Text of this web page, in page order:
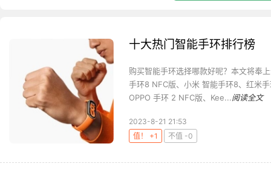
十大热门智能手环排行榜
购买智能手环选择哪款好呢？本文将奉
手环8 NFC版、小米 智能手环8、红米
OPPO 手环 2 NFC版、Kee...阅读全文
2023-8-21 21:53
值！ +1
不值 -0